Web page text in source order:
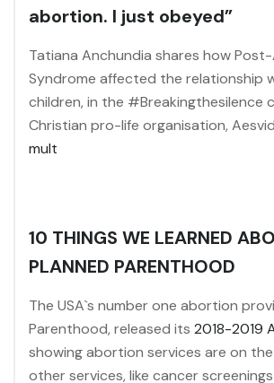
abortion. I just obeyed”
Tatiana Anchundia shares how
Syndrome affected the relationship
children, in the #Breakingthesilence
Christian pro-life organisation,
mult
10 THINGS WE LEARNED
PLANNED PARENTHOOD
The USA`s number one abortion
Parenthood, released its 2018-2019
showing abortion services are on the
other services, like cancer